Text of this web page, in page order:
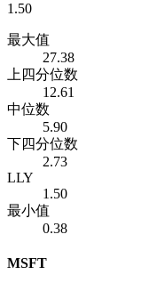
1.50
最大值
27.38
上四分位数
12.61
中位数
5.90
下四分位数
2.73
LLY
1.50
最小值
0.38
MSFT